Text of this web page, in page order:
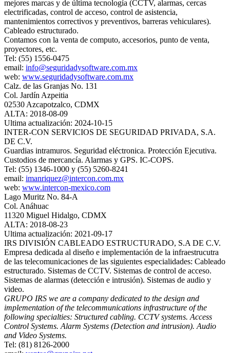
mejores marcas y de última tecnología (CCTV, alarmas, cercas
electrificadas, control de acceso, control de asistencia,
mantenimientos correctivos y preventivos, barreras vehiculares).
Cableado estructurado.
Contamos con la venta de computo, accesorios, punto de venta,
proyectores, etc.
Tel: (55) 1556-0475
email: info@seguridadysoftware.com.mx
web: www.seguridadysoftware.com.mx
Calz. de las Granjas No. 131
Col. Jardín Azpeitia
02530 Azcapotzalco, CDMX
ALTA: 2018-08-09
Ultima actualización: 2024-10-15
INTER-CON SERVICIOS DE SEGURIDAD PRIVADA, S.A.
DE C.V.
Guardias intramuros. Seguridad eléctronica. Protección Ejecutiva.
Custodios de mercancía. Alarmas y GPS. IC-COPS.
Tel: (55) 1346-1000 y (55) 5260-8241
email: imanriquez@intercon.com.mx
web: www.intercon-mexico.com
Lago Muritz No. 84-A
Col. Anáhuac
11320 Miguel Hidalgo, CDMX
ALTA: 2018-08-23
Ultima actualización: 2021-09-17
IRS DIVISIÓN CABLEADO ESTRUCTURADO, S.A DE C.V.
Empresa dedicada al diseño e implementación de la infraestrucutra
de las telecomunicaciones de las siguientes especialidades: Cableado
estructurado. Sistemas de CCTV. Sistemas de control de acceso.
Sistemas de alarmas (detección e intrusión). Sistemas de audio y
video.
GRUPO IRS we are a company dedicated to the design and
implementation of the telecommunications infrastructure of the
following specialties: Structured cabling. CCTV systems. Access
Control Systems. Alarm Systems (Detection and intrusion). Audio
and Video Systems.
Tel: (81) 8126-2000